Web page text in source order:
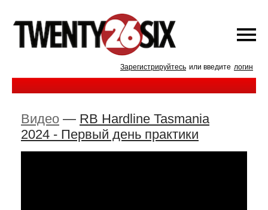
Зарегистрируйтесь или введите логин
Видео — RB Hardline Tasmania
2024 - Первый день практики